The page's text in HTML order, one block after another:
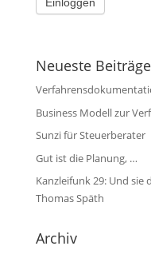
Neueste Beiträge
Business Modell zur
Sunzi für Steuerberater
Gut ist die Planung, …
Kanzleifunk 29: Und sie
Thomas Späth
Archiv